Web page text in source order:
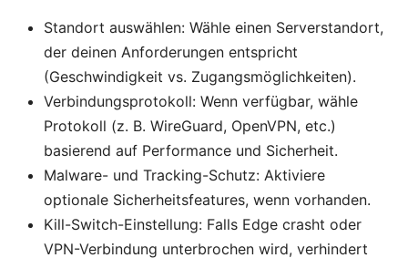
Standort auswählen: Wähle einen Serverstandort,
der deinen Anforderungen entspricht
(Geschwindigkeit vs. Zugangsmöglichkeiten).
Verbindungsprotokoll: Wenn verfügbar, wähle
Protokoll (z. B. WireGuard, OpenVPN, etc.)
basierend auf Performance und Sicherheit.
Malware- und Tracking-Schutz: Aktiviere
optionale Sicherheitsfeatures, wenn vorhanden.
Kill-Switch-Einstellung: Falls Edge crasht oder
VPN-Verbindung unterbrochen wird, verhindert